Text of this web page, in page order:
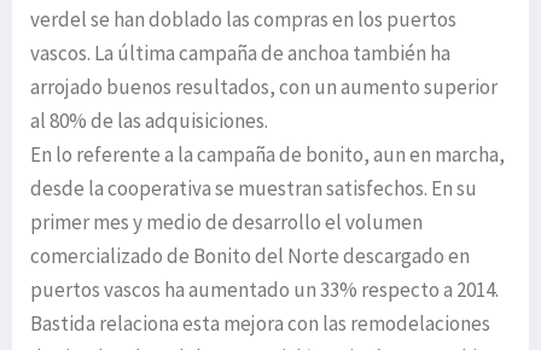
verdel se han doblado las compras en los puertos
vascos. La última campaña de anchoa también ha
arrojado buenos resultados, con un aumento superior
al 80% de las adquisiciones.
En lo referente a la campaña de bonito, aun en marcha,
desde la cooperativa se muestran satisfechos. En su
primer mes y medio de desarrollo el volumen
comercializado de Bonito del Norte descargado en
puertos vascos ha aumentado un 33% respecto a 2014.
Bastida relaciona esta mejora con las remodelaciones